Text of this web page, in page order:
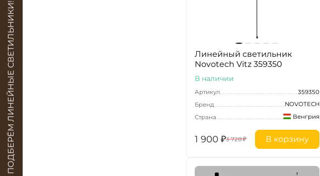
Линейный светильник
Novotech Vitz 359350
В наличии
Артикул
359350
Бренд
NOVOTECH
Страна
Венгрия
1 900 ₽3 728 ₽ В корзину
ПОДБЕРЁМ ЛИНЕЙНЫЕ СВЕТИЛЬНИКИ!